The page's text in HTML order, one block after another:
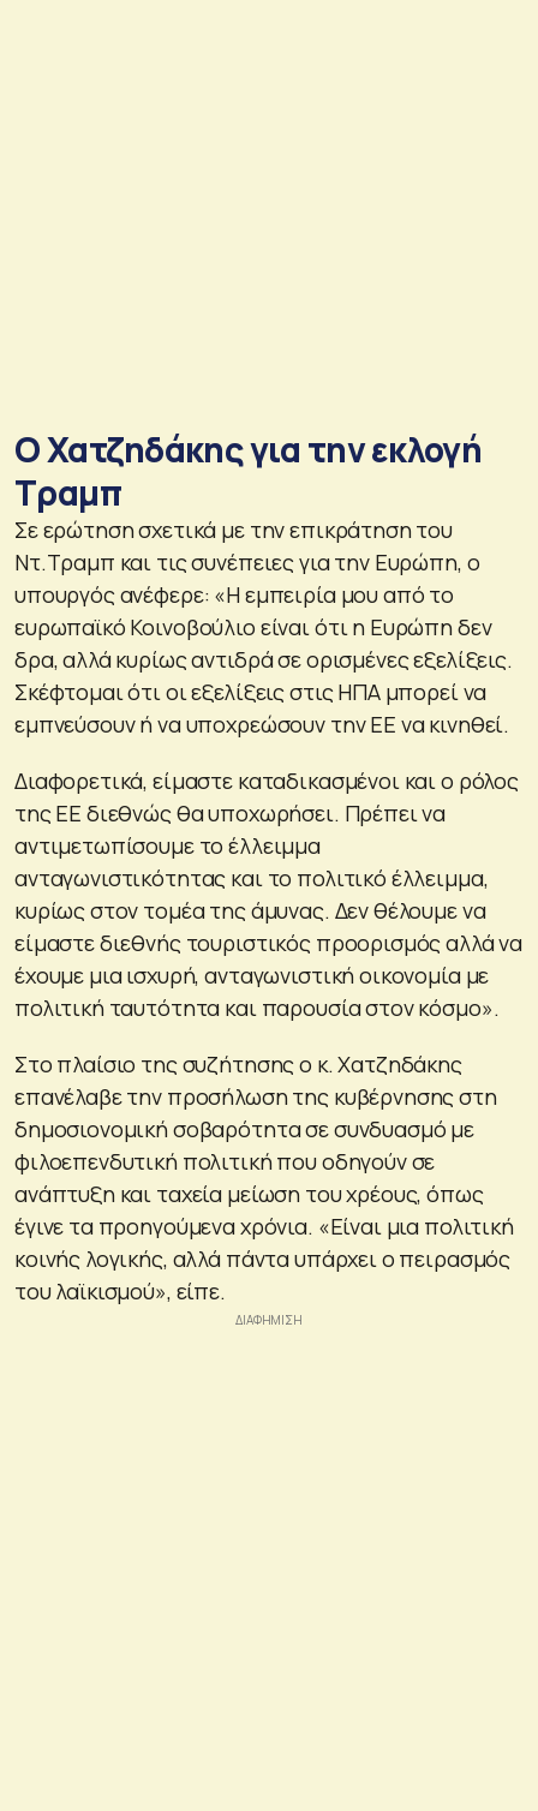
Ο Χατζηδάκης για την εκλογή
Τραμπ
Σε ερώτηση σχετικά με την επικράτηση του
Ντ.Τραμπ και τις συνέπειες για την Ευρώπη, ο
υπουργός ανέφερε: «Η εμπειρία μου από το
ευρωπαϊκό Κοινοβούλιο είναι ότι η Ευρώπη δεν
δρα, αλλά κυρίως αντιδρά σε ορισμένες εξελίξεις.
Σκέφτομαι ότι οι εξελίξεις στις ΗΠΑ μπορεί να
εμπνεύσουν ή να υποχρεώσουν την ΕΕ να κινηθεί.
Διαφορετικά, είμαστε καταδικασμένοι και ο ρόλος
της ΕΕ διεθνώς θα υποχωρήσει. Πρέπει να
αντιμετωπίσουμε το έλλειμμα
ανταγωνιστικότητας και το πολιτικό έλλειμμα,
κυρίως στον τομέα της άμυνας. Δεν θέλουμε να
είμαστε διεθνής τουριστικός προορισμός αλλά να
έχουμε μια ισχυρή, ανταγωνιστική οικονομία με
πολιτική ταυτότητα και παρουσία στον κόσμο».
Στο πλαίσιο της συζήτησης ο κ. Χατζηδάκης
επανέλαβε την προσήλωση της κυβέρνησης στη
δημοσιονομική σοβαρότητα σε συνδυασμό με
φιλοεπενδυτική πολιτική που οδηγούν σε
ανάπτυξη και ταχεία μείωση του χρέους, όπως
έγινε τα προηγούμενα χρόνια. «Είναι μια πολιτική
κοινής λογικής, αλλά πάντα υπάρχει ο πειρασμός
του λαϊκισμού», είπε.